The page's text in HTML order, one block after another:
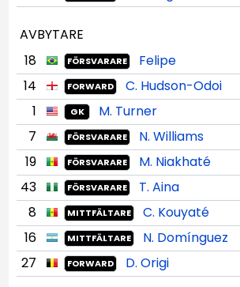
AVBYTARE
18
FÖRSVARARE Felipe
14 FORWARD C. Hudson-Odoi
1 GK
M. Turner
7
FÖRSVARARE
N. Williams
19
FÖRSVARARE
M. Niakhaté
43
FÖRSVARARE
T. Aina
8
MITTFÄLTARE
C. Kouyaté
16
MITTFÄLTARE
N. Domínguez
27
FORWARD D. Origi